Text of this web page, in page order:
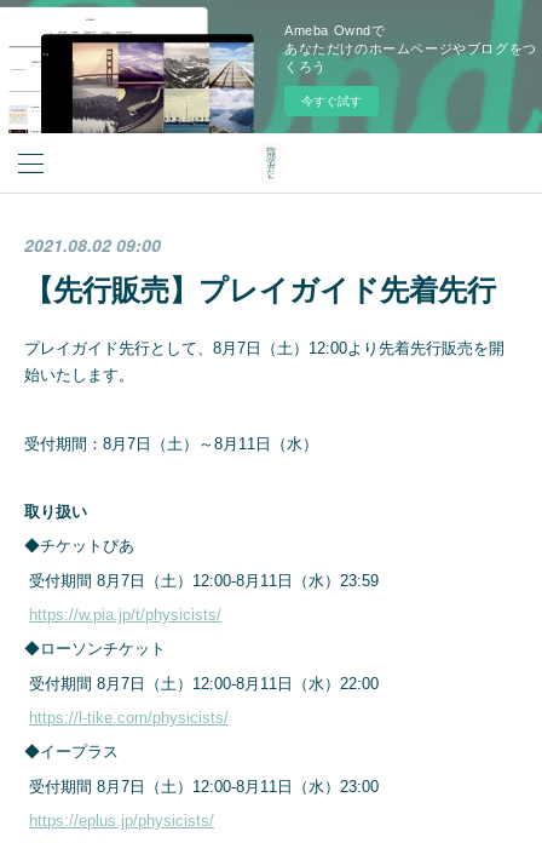
Ameba Owndで
あなただけのホームページやブログをつ
くろう
今すぐ試す
2021.08.02 09:00
【先行販売】プレイガイド先着先行
プレイガイド先行として、8月7日（土）12:00より先着先行販売を開
始いたします。
受付期間：8月7日（土）～8月11日（水）
取り扱い
◆チケットぴあ
受付期間 8月7日（土）12:00-8月11日（水）23:59
https://w.pia.jp/t/physicists/
◆ローソンチケット
受付期間 8月7日（土）12:00-8月11日（水）22:00
https://l-tike.com/physicists/
◆イープラス
受付期間 8月7日（土）12:00-8月11日（水）23:00
https://eplus.jp/physicists/